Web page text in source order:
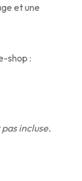
et une
shop :
incluse.